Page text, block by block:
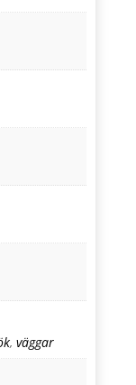
, väggar